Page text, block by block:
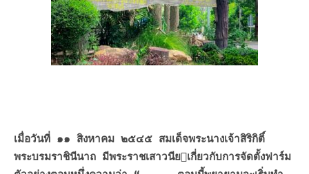
เมื่อวันที่ ๑๑ สิงหาคม ๒๕๔๕ สมเด็จพระนางเจ้าสิริกิติ์
พระบรมราชินีนาถ มีพระราชเสาวนียเกี่ยวกับการจัดตั้งฟาร์ม